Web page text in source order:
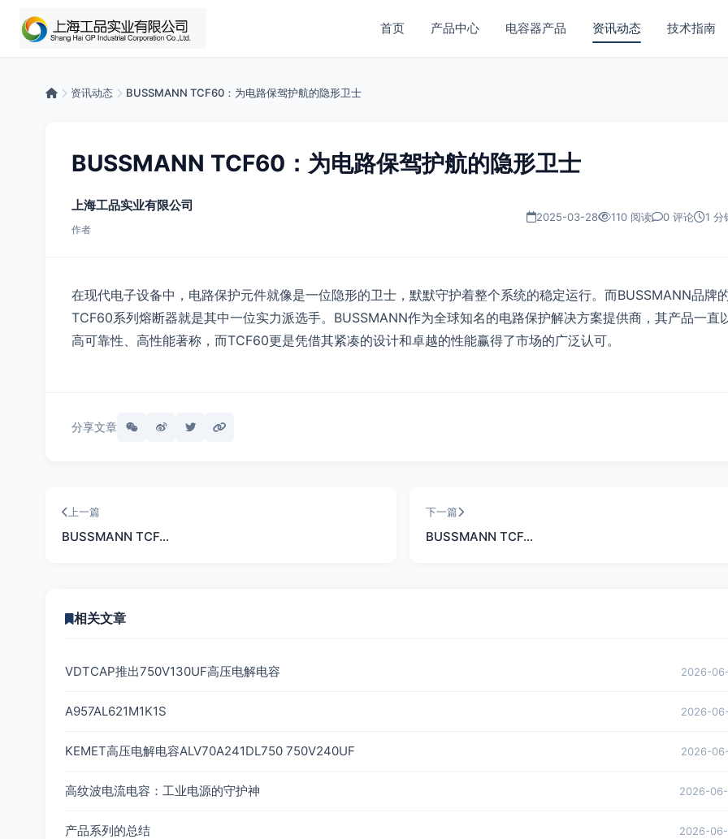
首页 产品中心 电容器产品 资讯动态 技术指南
资讯动态 BUSSMANN TCF60：为电路保驾护航的隐形卫士
BUSSMANN TCF60：为电路保驾护航的隐形卫士
上海工品实业有限公司
作者
2025-03-28 110 阅读 0 评论 1 分
在现代电子设备中，电路保护元件就像是一位隐形的卫士，默默守护着整个系统的稳定运行。而BUSSMANN品牌
TCF60系列熔断器就是其中一位实力派选手。BUSSMANN作为全球知名的电路保护解决方案提供商，其产品一直
高可靠性、高性能著称，而TCF60更是凭借其紧凑的设计和卓越的性能赢得了市场的广泛认可。
分享文章
上一篇
BUSSMANN TCF…
下一篇
BUSSMANN TCF…
相关文章
VDTCAP推出750V130UF高压电解电容 2026-
A957AL621M1K1S 2026-
KEMET高压电解电容ALV70A241DL750 750V240UF 2026-
高纹波电流电容：工业电源的守护神 2026-
产品系列的总结 2026-